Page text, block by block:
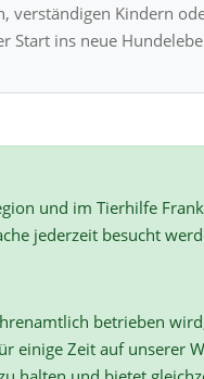
verständigen Kindern
Start ins neue
und im Tierhilfe
jederzeit besucht
betrieben
einige Zeit auf unserer